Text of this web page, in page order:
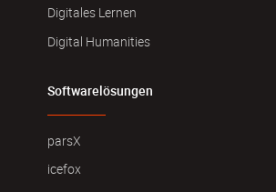
Digitales Lernen
Digital Humanities
Softwarelösungen
parsX
icefox